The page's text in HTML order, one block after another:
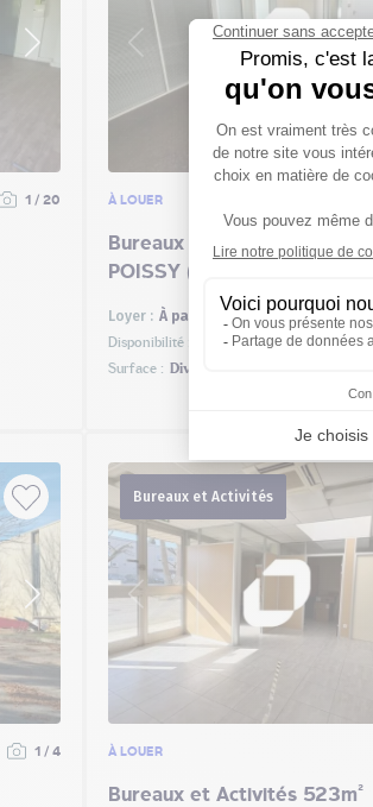
1 / 20 À LOUER
Bureaux et Activités 562m²
POISSY (78300)
Loyer : À partir de 253 € /mois (HT/HC)
Disponibilité :
Immédiate
Surface :
Divisibles à partir de 20 m²
1 / 4
Bureaux et Activités
À LOUER
Bureaux et Activités 523m²